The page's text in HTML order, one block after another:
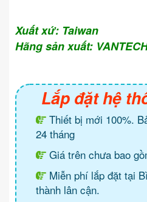
Xuất xứ: Taiwan
Hãng sản xuất:
Lắp đặt hệ
Thiết bị mới 100%.
24 tháng
Giá trên chưa bao
Miễn phí lắp đặt tại
thành lân cận.